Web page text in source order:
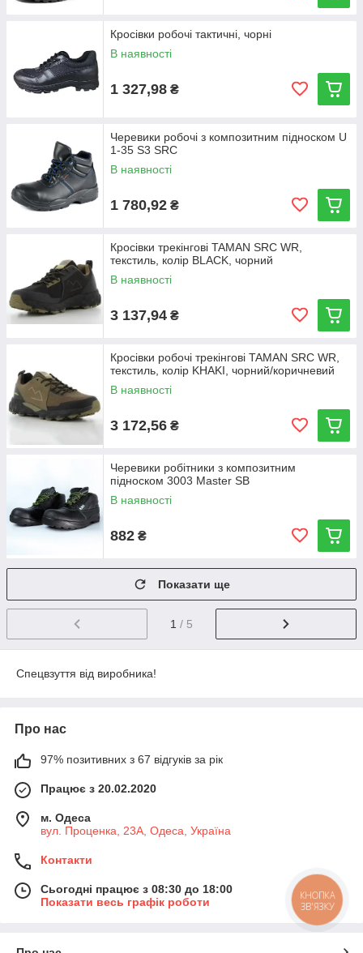
Кросівки робочі тактичні, чорні
В наявності
1 327,98 ₴
Черевики робочі з композитним підноском U
1-35 S3 SRC
В наявності
1 780,92 ₴
Кросівки трекінгові TAMAN SRC WR,
текстиль, колір BLACK, чорний
В наявності
3 137,94 ₴
Кросівки робочі трекінгові TAMAN SRC WR,
текстиль, колір KHAKI, чорний/коричневий
В наявності
3 172,56 ₴
Черевики робітники з композитним
підноском 3003 Master SB
В наявності
882 ₴
Показати ще
1 / 5
Спецвзуття від виробника!
Про нас
97% позитивних з 67 відгуків за рік
Працює з 20.02.2020
м. Одеса
вул. Проценка, 23А, Одеса, Україна
Контакти
Сьогодні працює з 08:30 до 18:00
Показати весь графік роботи
КНОПКА
ЗВ'ЯЗКУ